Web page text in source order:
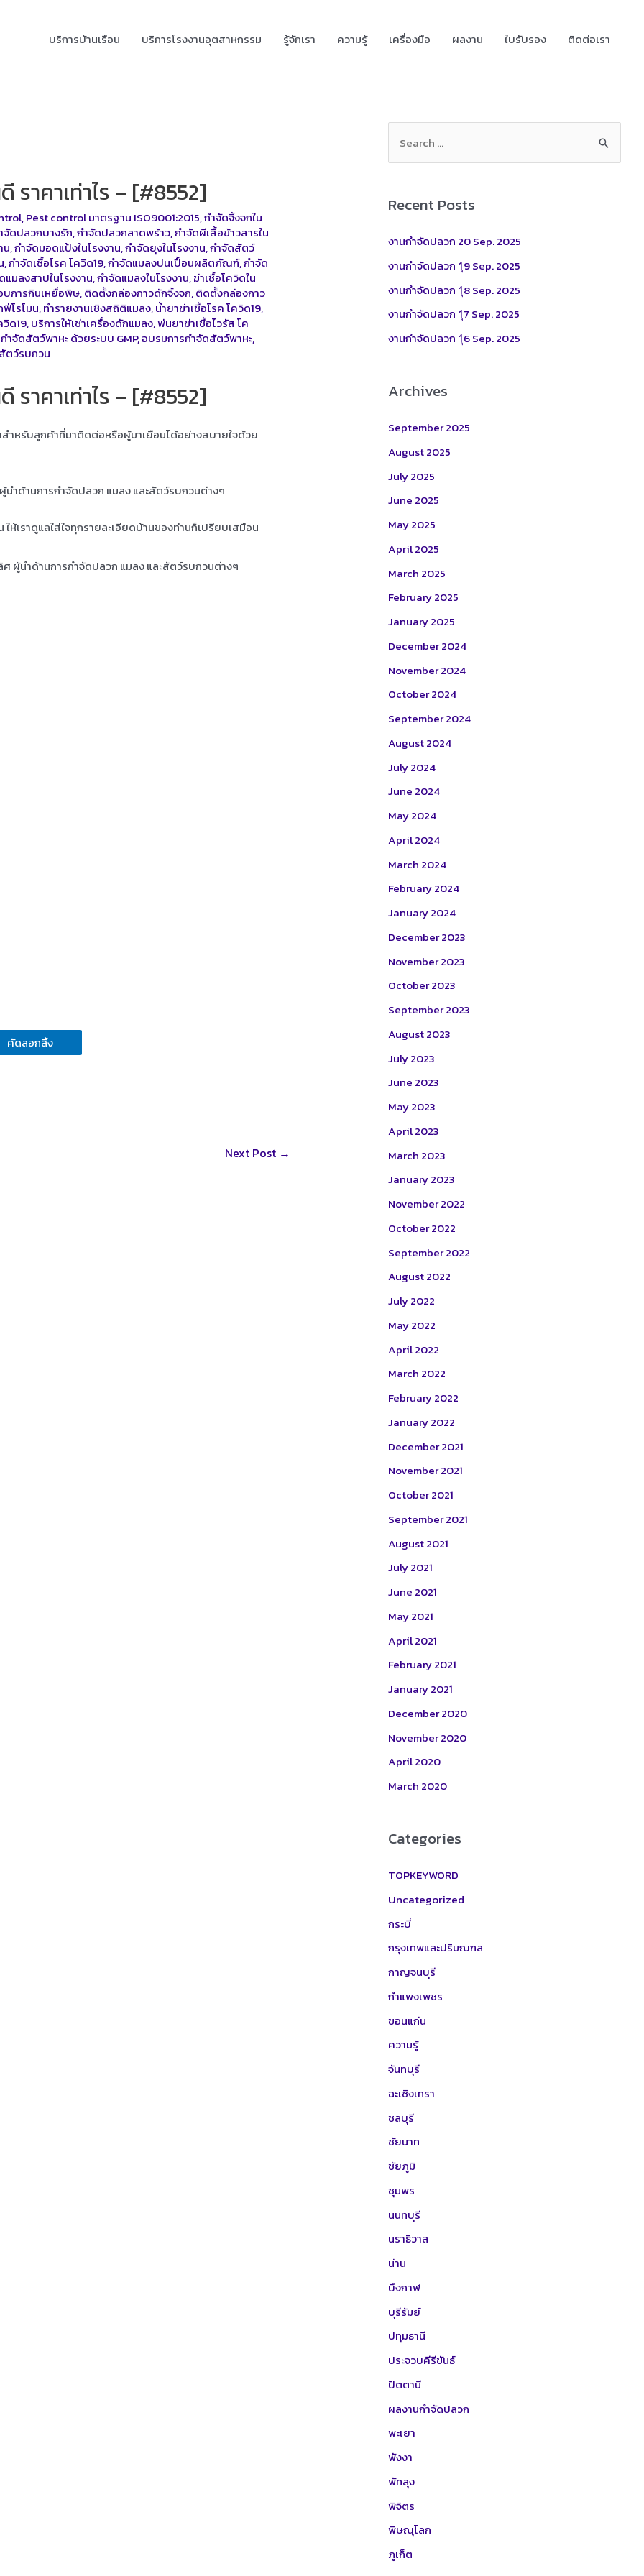
บริการบ้านเรือน บริการโรงงานอุตสาหกรรม รู้จักเรา ความรู้ เครื่องมือ ผลงาน ใบรับรอง ติดต่อเรา
ราคาเท่าไร – [#8552]
,Pest control มาตรฐาน ISO9001:2015,กำจัดจิ้งจกใน
จัดปลวกบางรัก,กำจัดปลวกลาดพร้าว,กำจัดผีเสื้อข้าวสารใน
น,กำจัดมอดแป้งในโรงงาน,กำจัดยุงในโรงงาน,กำจัดสัตว์
,กำจัดเชื้อโรค โควิด19,กำจัดแมลงปนเปื้อนผลิตภัณฑ์,กำจัด
แมลงสาปในโรงงาน,กำจัดแมลงในโรงงาน,ฆ่าเชื้อโควิดใน
บการกินเหยื่อพิษ,ติดตั้งกล่องกาวดักจิ้งจก,ติดตั้งกล่องกาว
โรโมน,ทำรายงานเชิงสถิติแมลง,น้ำยาฆ่าเชื้อโรค โควิด19,
วิด19,บริการให้เช่าเครื่องดักแมลง,พ่นยาฆ่าเชื้อไวรัส โค
ำจัดสัตว์พาหะ ด้วยระบบ GMP,อบรมการกำจัดสัตว์พาหะ,
ตว์รบกวน
ราคาเท่าไร – [#8552]
ำหรับลูกค้าที่มาติดต่อหรือผู้มาเยือนได้อย่างสบายใจด้วย
ผู้นำด้านการกำจัดปลวก แมลง และสัตว์รบกวนต่างๆ
เราดูแลใส่ใจทุกรายละเอียดบ้านของท่านก็เปรียบเสมือน
ศ ผู้นำด้านการกำจัดปลวก แมลง และสัตว์รบกวนต่างๆ
คัดลอกลิ้ง
Next Post →
r
h
f
Recent Posts
งานกำจัดปลวก 20 Sep. 2025
งานกำจัดปลวก 1ุ9 Sep. 2025
งานกำจัดปลวก 1ุ8 Sep. 2025
งานกำจัดปลวก 1ุ7 Sep. 2025
งานกำจัดปลวก 1ุ6 Sep. 2025
Archives
September 2025
August 2025
July 2025
June 2025
May 2025
April 2025
March 2025
February 2025
January 2025
December 2024
November 2024
October 2024
September 2024
August 2024
July 2024
June 2024
May 2024
April 2024
March 2024
February 2024
January 2024
December 2023
November 2023
October 2023
September 2023
August 2023
July 2023
June 2023
May 2023
April 2023
March 2023
January 2023
November 2022
October 2022
September 2022
August 2022
July 2022
May 2022
April 2022
March 2022
February 2022
January 2022
December 2021
November 2021
October 2021
September 2021
August 2021
July 2021
June 2021
May 2021
April 2021
February 2021
January 2021
December 2020
November 2020
April 2020
March 2020
Categories
TOPKEYWORD
Uncategorized
กระบี่
กรุงเทพและปริมณฑล
กาญจนบุรี
กำแพงเพชร
ขอนแก่น
ความรู้
จันทบุรี
ฉะเชิงเทรา
ชลบุรี
ชัยนาท
ชัยภูมิ
ชุมพร
นนทบุรี
นราธิวาส
น่าน
บึงกาฬ
บุรีรัมย์
ปทุมธานี
ประจวบคีรีขันธ์
ปัตตานี
ผลงานกำจัดปลวก
พะเยา
พังงา
พัทลุง
พิจิตร
พิษณุโลก
ภูเก็ต